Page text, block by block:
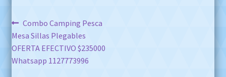
Navegación
de
entradas
Anterior:
Combo Camping Pesca
Mesa Sillas Plegables
OFERTA EFECTIVO $235000
Whatsapp 1127773996